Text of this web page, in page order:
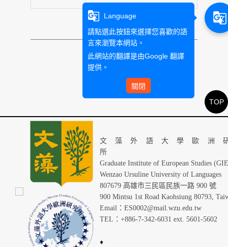
文藻外語大學歐洲
Graduate Institute of European Studies
Wenzao Ursuline University of Languages
807679 高雄市三民區民族一路 900 號
900 Mintsu 1st Road Kaohsiung 80793,
Email：ES0002@mail.wzu.edu.tw
TEL：+886-7-342-6031 ext. 5601-5602
♦
TOP
g_translate
Language
請點選此按鈕來選擇您喜歡的語
言來瀏覽本網站。
此網站的翻譯是由Google 翻譯
提供。
關閉
g_translate